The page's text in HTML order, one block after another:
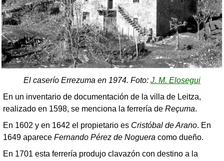
El caserío Errezuma en 1974. Foto: J. M. Elosegui
En un inventario de documentación de la villa de Leitza,
realizado en 1598, se menciona la ferrería de Reçuma.
En 1602 y en 1642 el propietario es Cristóbal de Arano. En
1649 aparece Fernando Pérez de Noguera como dueño.
En 1701 esta ferrería produjo clavazón con destino a la